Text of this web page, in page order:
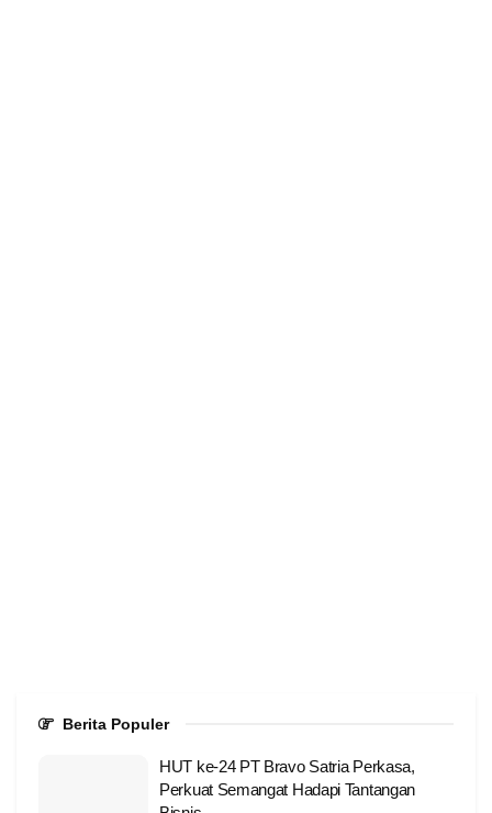
Berita Populer
HUT ke-24 PT Bravo Satria Perkasa,
Perkuat Semangat Hadapi Tantangan